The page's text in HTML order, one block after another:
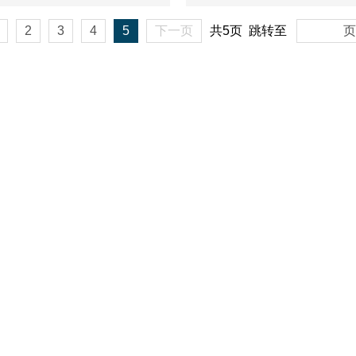
2 3 4 5 下一页 共5页 跳转至 页